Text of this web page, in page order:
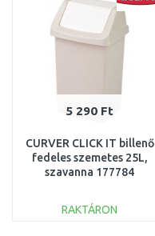
5 290 Ft
CURVER CLICK IT billenő
fedeles szemetes 25L,
szavanna 177784
RAKTÁRON